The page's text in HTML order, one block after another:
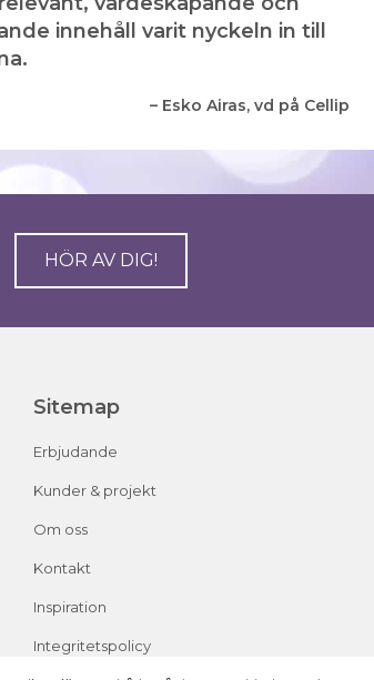
innehåll varit nyckeln in till
– Esko Airas, vd på Cellip
HÖR AV DIG!
Sitemap
Erbjudande
Kunder & projekt
Om oss
Kontakt
Inspiration
Integritetspolicy